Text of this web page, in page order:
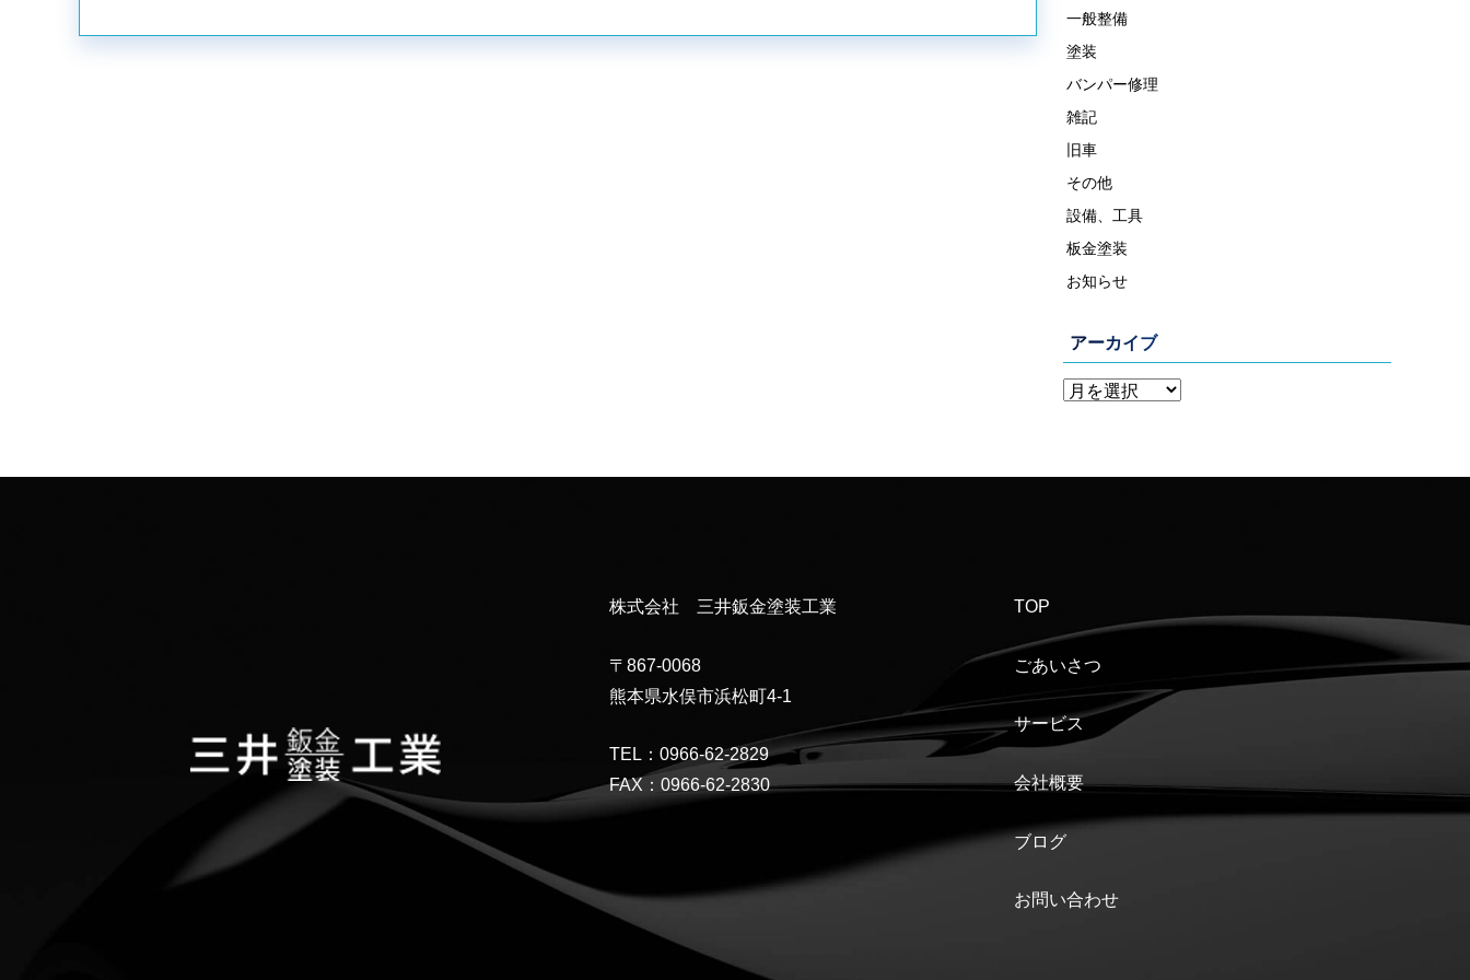
一般整備
塗装
バンパー修理
雑記
旧車
その他
設備、工具
板金塗装
お知らせ
アーカイブ
株式会社 三井鈑金塗装工業
〒867-0068
熊本県水俣市浜松町4-1
TEL：0966-62-2829
FAX：0966-62-2830
TOP
ごあいさつ
サービス
会社概要
ブログ
お問い合わせ